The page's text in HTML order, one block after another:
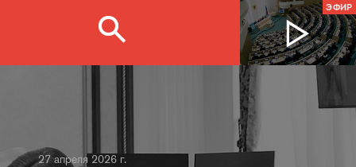
ЭФИР
27 апреля 2026 г.